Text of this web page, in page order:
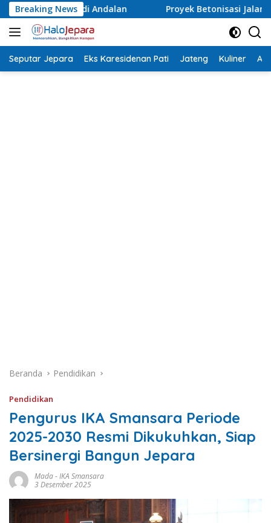
Langsung
ke
konten
Breaking News
Proyek Betonisasi Jalan Rusak Parah di Sekuro Mlonggo
Seputar Jepara Eks Karesidenan Pati Jateng Kuliner
Beranda Pendidikan
Pendidikan
Pengurus IKA Smansara Periode
2025-2030 Resmi Dikukuhkan, Siap
Bersinergi Bangun Jepara
Mada-IKA Smansara
3 Desember 2025